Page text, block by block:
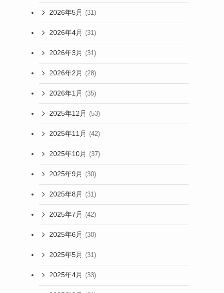
2026年5月 (31)
2026年4月 (31)
2026年3月 (31)
2026年2月 (28)
2026年1月 (35)
2025年12月 (53)
2025年11月 (42)
2025年10月 (37)
2025年9月 (30)
2025年8月 (31)
2025年7月 (42)
2025年6月 (30)
2025年5月 (31)
2025年4月 (33)